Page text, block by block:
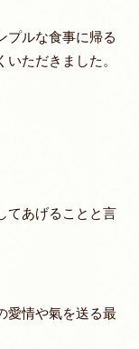
プルな食事に帰る
ただきました。
てあげることと言
愛情や氣を送る最